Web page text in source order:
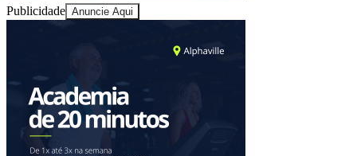
Publicidade Anuncie Aqui